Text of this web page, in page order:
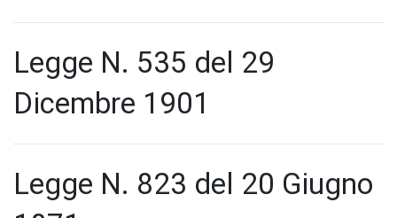
Legge N. 535 del 29
Dicembre 1901
Legge N. 823 del 20 Giugno